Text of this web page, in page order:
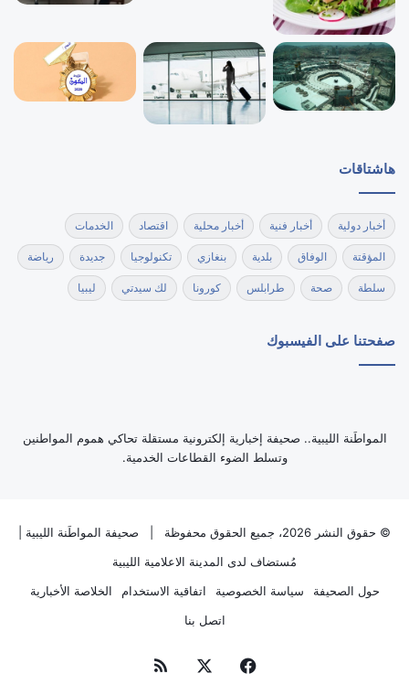
هاشتاقات
أخبار دولية أخبار فنية أخبار محلية اقتصاد الخدمات
المؤقتة الوفاق بلدية بنغازي تكنولوجيا جديدة رياضة
سلطة صحة طرابلس كورونا لك سيدتي ليبيا
صفحتنا على الفيسبوك
‏المواطَنة الليبية.. صحيفة إخبارية إلكترونية مستقلة تحاكي هموم المواطنين
وتسلط الضوء القطاعات الخدمية.
© حقوق النشر 2026، جميع الحقوق محفوظة | صحيفة المواطَنة الليبية
مُستضاف لدى المدينة الاعلامية الليبية
حول الصحيفة
سياسة الخصوصية اتفاقية الاستخدام
الخلاصة الأخبارية
اتصل بنا
فيسبوك ملخص